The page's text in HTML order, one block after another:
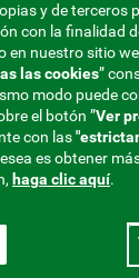
ti
con la
y de terceros
con la finalidad
en nuestro sitio
las cookies”
modo puede
el botón ”Ver
con las
es obtener
haga clic aquí.